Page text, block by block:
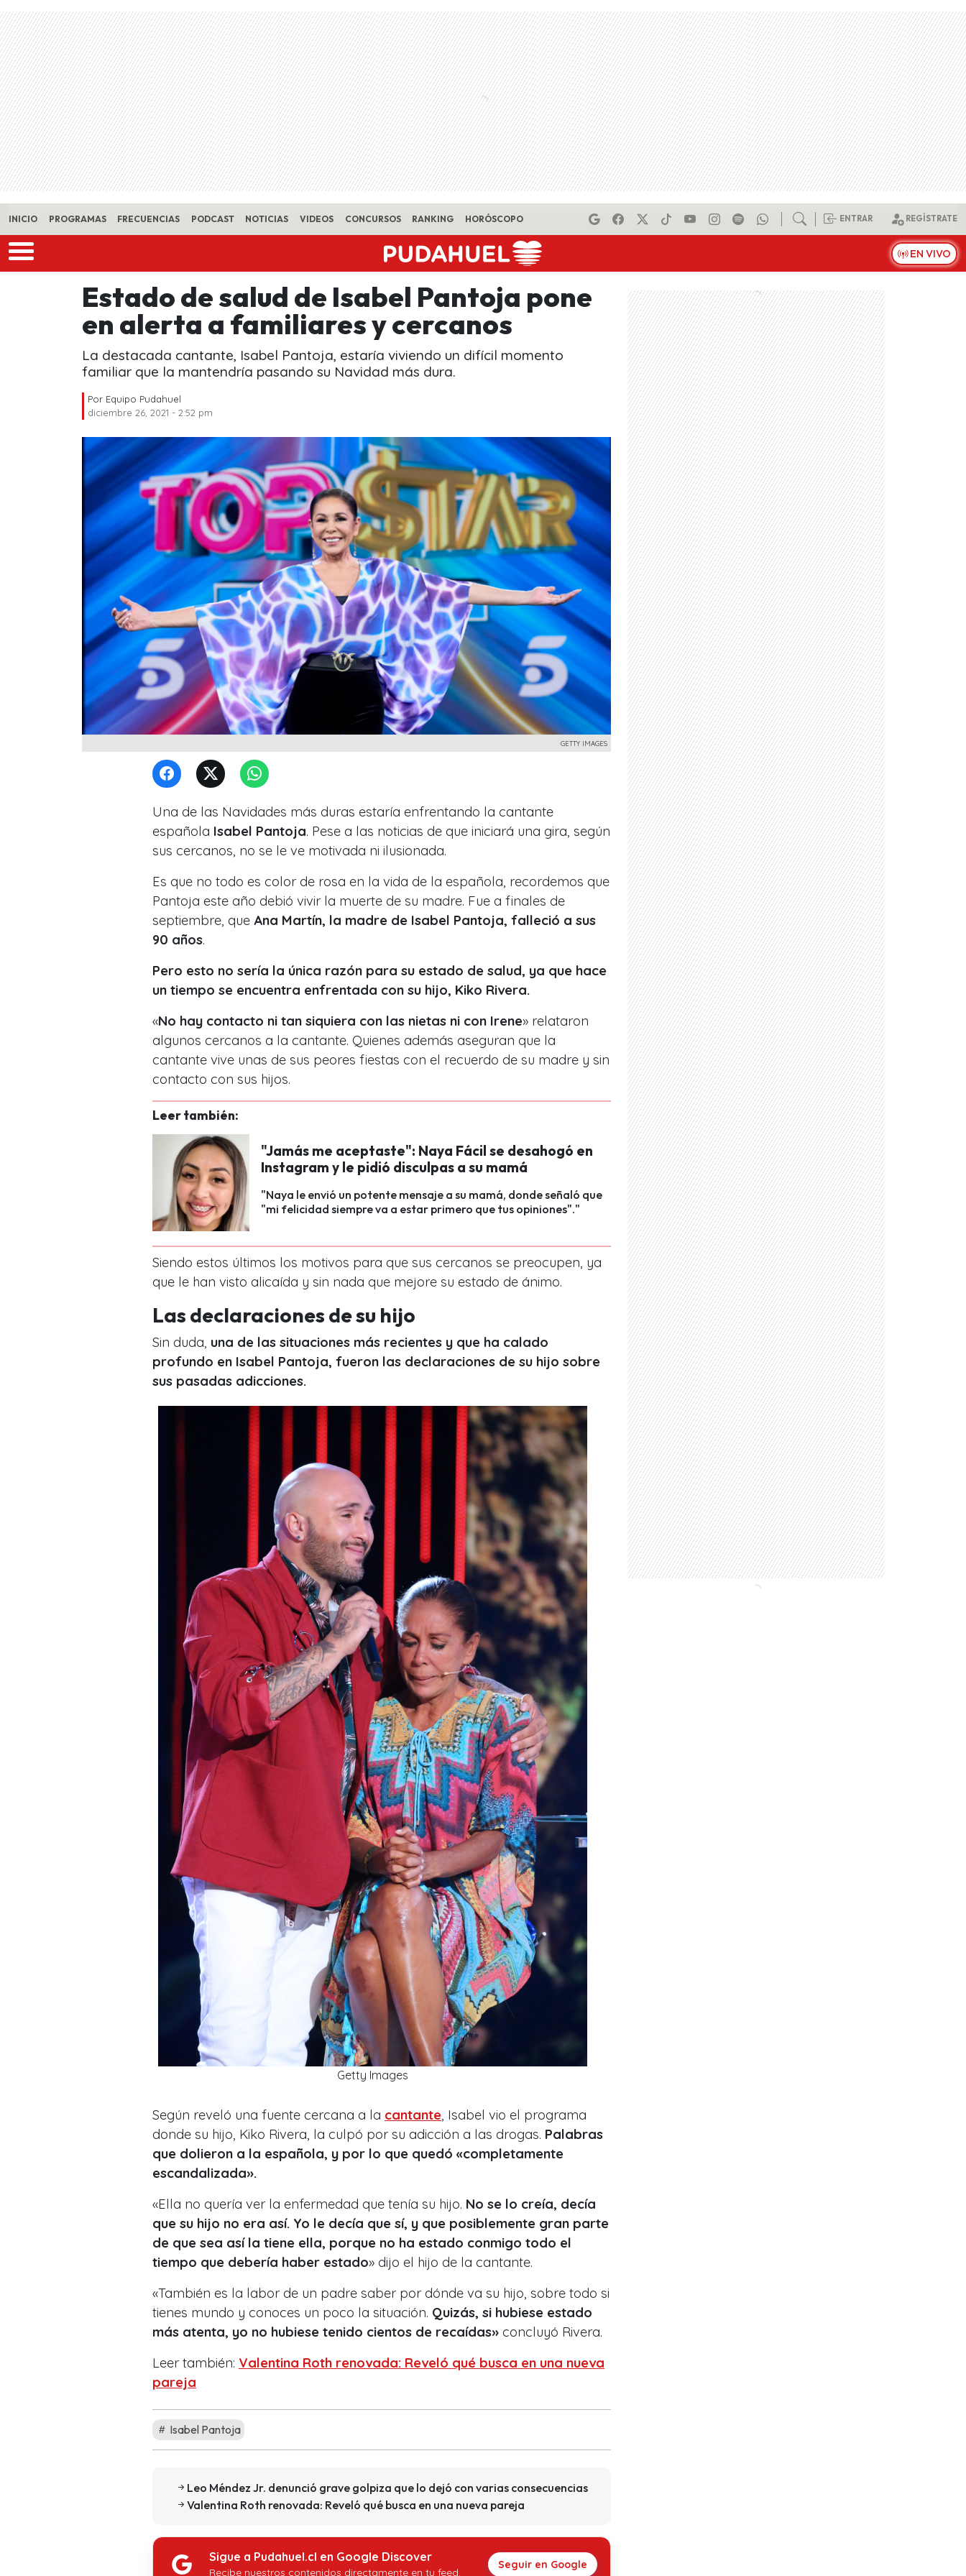
Skip to main content
INICIO PROGRAMAS FRECUENCIAS PODCAST NOTICIAS VIDEOS CONCURSOS RANKING HORÓSCOPO ENTRAR REGÍSTRATE
EN VIVO
Estado de salud de Isabel Pantoja pone
en alerta a familiares y cercanos
La destacada cantante, Isabel Pantoja, estaría viviendo un difícil momento
familiar que la mantendría pasando su Navidad más dura.
Por Equipo Pudahuel
diciembre 26, 2021 - 2:52 pm
GETTY IMAGES
Una de las Navidades más duras estaría enfrentando la cantante
española Isabel Pantoja. Pese a las noticias de que iniciará una gira, según
sus cercanos, no se le ve motivada ni ilusionada.
Es que no todo es color de rosa en la vida de la española, recordemos que
Pantoja este año debió vivir la muerte de su madre. Fue a finales de
septiembre, que Ana Martín, la madre de Isabel Pantoja, falleció a sus
90 años.
Pero esto no sería la única razón para su estado de salud, ya que hace
un tiempo se encuentra enfrentada con su hijo, Kiko Rivera.
«No hay contacto ni tan siquiera con las nietas ni con Irene» relataron
algunos cercanos a la cantante. Quienes además aseguran que la
cantante vive unas de sus peores fiestas con el recuerdo de su madre y sin
contacto con sus hijos.
Leer también:
"Jamás me aceptaste": Naya Fácil se desahogó en
Instagram y le pidió disculpas a su mamá
"Naya le envió un potente mensaje a su mamá, donde señaló que
"mi felicidad siempre va a estar primero que tus opiniones"."
Siendo estos últimos los motivos para que sus cercanos se preocupen, ya
que le han visto alicaída y sin nada que mejore su estado de ánimo.
Las declaraciones de su hijo
Sin duda, una de las situaciones más recientes y que ha calado
profundo en Isabel Pantoja, fueron las declaraciones de su hijo sobre
sus pasadas adicciones.
Getty Images
Según reveló una fuente cercana a la cantante , Isabel vio el programa
donde su hijo, Kiko Rivera, la culpó por su adicción a las drogas. Palabras
que dolieron a la española, y por lo que quedó «completamente
escandalizada».
«Ella no quería ver la enfermedad que tenía su hijo. No se lo creía, decía
que su hijo no era así. Yo le decía que sí, y que posiblemente gran parte
de que sea así la tiene ella, porque no ha estado conmigo todo el
tiempo que debería haber estado» dijo el hijo de la cantante.
«También es la labor de un padre saber por dónde va su hijo, sobre todo si
tienes mundo y conoces un poco la situación. Quizás, si hubiese estado
más atenta, yo no hubiese tenido cientos de recaídas» concluyó Rivera.
Leer también: Valentina Roth renovada: Reveló qué busca en una nueva
pareja
Isabel Pantoja
Leo Méndez Jr. denunció grave golpiza que lo dejó con varias consecuencias
Valentina Roth renovada: Reveló qué busca en una nueva pareja
Sigue a Pudahuel.cl en Google Discover
Recibe nuestros contenidos directamente en tu feed.
Seguir en Google